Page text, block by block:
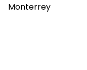
Monterrey